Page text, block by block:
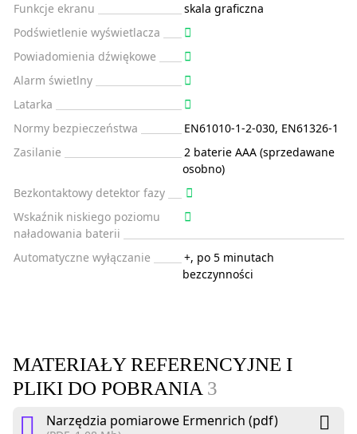
Funkcje ekranu
skala graficzna
Podświetlenie wyświetlacza
Powiadomienia dźwiękowe
Alarm świetlny
Latarka
Normy bezpieczeństwa
EN61010-1-2-030, EN61326-1
Zasilanie
2 baterie AAA (sprzedawane
osobno)
Bezkontaktowy detektor fazy
Wskaźnik niskiego poziomu
naładowania baterii
Automatyczne wyłączanie
+, po 5 minutach
bezczynności
MATERIAŁY REFERENCYJNE I
PLIKI DO POBRANIA 3
Narzędzia pomiarowe Ermenrich (pdf)